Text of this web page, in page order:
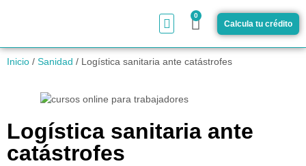
0
Calcula tu crédito
Inicio / Sanidad / Logística sanitaria ante catástrofes
Logística sanitaria ante
catástrofes